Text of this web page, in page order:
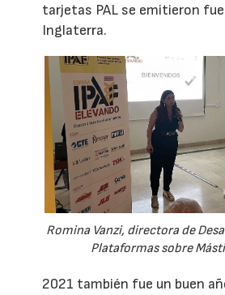
tarjetas PAL se emitieron
Inglaterra.
Romina Vanzi, directora de
Plataformas sobre
2021 también fue un buen